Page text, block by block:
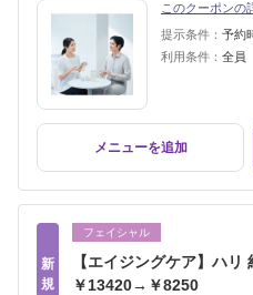
このクーポンの
提示条件： 予約
利用条件： 全員
メニューを追加
新
規
フェイシャル
【エイジングケア】ハリ
￥13420→￥8250